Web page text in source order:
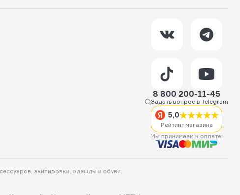
8 800 200-11-45
Задать вопрос в Telegram
5,0
Рейтинг магазина
Мы принимаем к оплате:
экипировки, одежды и обуви.